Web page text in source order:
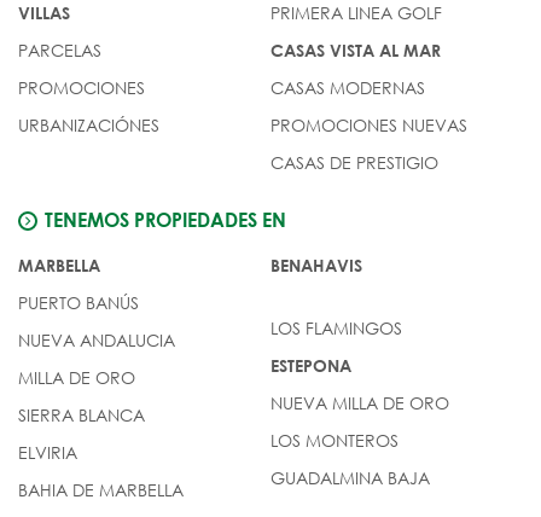
VILLAS
PARCELAS
PROMOCIONES
URBANIZACIÓNES
PRIMERA LINEA GOLF
CASAS VISTA AL MAR
CASAS MODERNAS
PROMOCIONES NUEVAS
CASAS DE PRESTIGIO
TENEMOS PROPIEDADES EN
MARBELLA
PUERTO BANÚS
NUEVA ANDALUCIA
MILLA DE ORO
SIERRA BLANCA
ELVIRIA
BAHIA DE MARBELLA
BENAHAVIS
LOS FLAMINGOS
ESTEPONA
NUEVA MILLA DE ORO
LOS MONTEROS
GUADALMINA BAJA